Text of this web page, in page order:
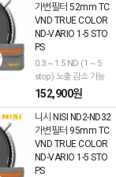
가변필터 52mm TC
VND TRUE COLOR
ND-VARIO 1-5 STO
PS
0.3 ~ 1.5 ND (1 ~ 5
stop) 노출 감소 가능
152,900원
니시 NISI ND2-ND32
가변필터 95mm TC
VND TRUE COLOR
ND-VARIO 1-5 STO
PS